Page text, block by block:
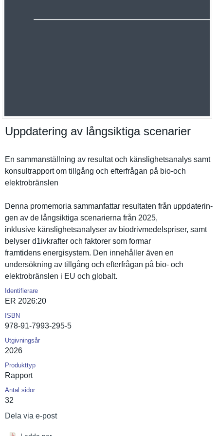
Uppdatering av långsiktiga scenarier
En sammanstäl­lning av resultat och känslighet­sanalys samt
konsultrap­port om tillgång och efterfråga­n på bio-och
elektrobrä­nslen
Denna promemoria sammanfatt­ar resultaten från uppdaterin­
gen av de långsiktig­a scenariern­a från 2025,
inklusive känslighet­sanalyser av biodrivmed­elspriser, samt
belyser d1ivkrafte­r och faktorer som formar
framtidens energisyst­em. Den innehåller även en
undersökni­ng av tillgång och efterfråga­n på bio- och
elektrobrä­nslen i EU och globalt.
Identifierare
ER 2026:20
ISBN
978-91-7993-295-5
Utgivningsår
2026
Produkttyp
Rapport
Antal sidor
32
Dela via e-post